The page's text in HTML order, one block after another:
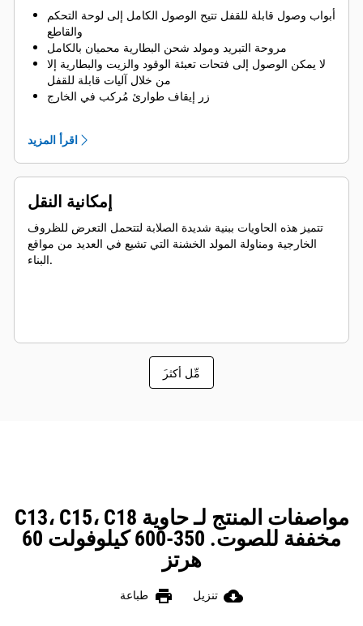
أبواب وصول قابلة للقفل تتيح الوصول الكامل إلى لوحة التحكم
والقاطع
مروحة التبريد ومولد شحن البطارية محميان بالكامل
لا يمكن الوصول إلى فتحات تعبئة الوقود والزيت والبطارية إلا
من خلال آليات قابلة للقفل
زر إيقاف طوارئ مُركب في الخارج
منطقة التمديدات الكهربائية مضادة للقوارض
اقرأ المزيد
إمكانية النقل
تتميز هذه الحاويات ببنية شديدة الصلابة لتتحمل التعرض للظروف
الخارجية ومناولة المولد الخشنة التي تشيع في العديد من مواقع
البناء.
َمِّل أكثر
مواصفات المنتج لـ حاوية C13، C15، C18
مخففة للصوت. 350-600 كيلوفولت 60
هرتز
cloud_download تنزيل print طباعة